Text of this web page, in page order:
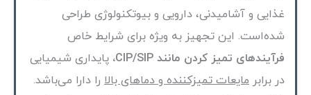
غذایی و آشامیدنی، دارویی و بیوتکنولوژی طراحی
شده‌است. این تجهیز به ویژه برای شرایط خاص
فرآیندهای تمیز کردن مانند CIP/SIP،
پایداری شیمیایی
در برابر مایعات تمیزکننده و دماهای بالا را دارا می‌باشد.